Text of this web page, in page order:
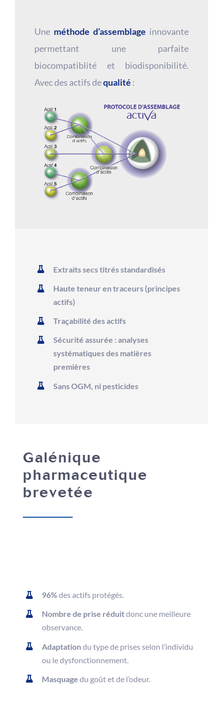
Une méthode d’assemblage innovante
permettant une parfaite
biocompatiblité et biodisponibilité.
Avec des actifs dequalité :
Extraits secs titrés standardisés
Haute teneur en traceurs (principes
actifs)
Traçabilité des actifs
Sécurité assurée : analyses
systématiques des matières
premières
Sans OGM, ni pesticides
Galénique
pharmaceutique
brevetée
96%des actifs protégés.
Nombre de prise réduitdonc une meilleure
observance.
Adaptationdu type de prises selon l’individu
ou le dysfonctionnement.
Masquage du goût et de l’odeur.